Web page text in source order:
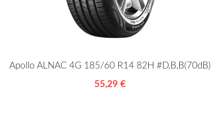
Apollo ALNAC 4G 185/60 R14 82H #D,B,B(70dB)
55,29 €